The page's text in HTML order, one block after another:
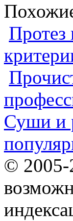
Протез
Суши и
© 2005-